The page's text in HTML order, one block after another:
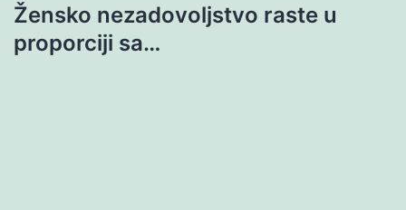
Žensko nezadovoljstvo raste u
proporciji sa…